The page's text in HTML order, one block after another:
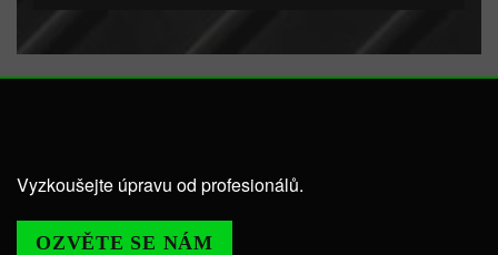
Vyzkoušejte úpravu od profesionálů.
OZVĚTE SE NÁM